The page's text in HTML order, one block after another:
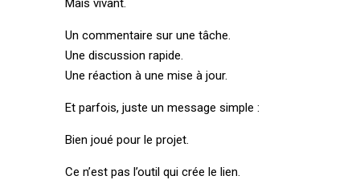
Mais vivant.
Un commentaire sur une tâche.
Une discussion rapide.
Une réaction à une mise à jour.
Et parfois, juste un message simple :
Bien joué pour le projet.
Ce n’est pas l’outil qui crée le lien.